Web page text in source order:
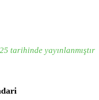
tarihinde yayınlanmıştır